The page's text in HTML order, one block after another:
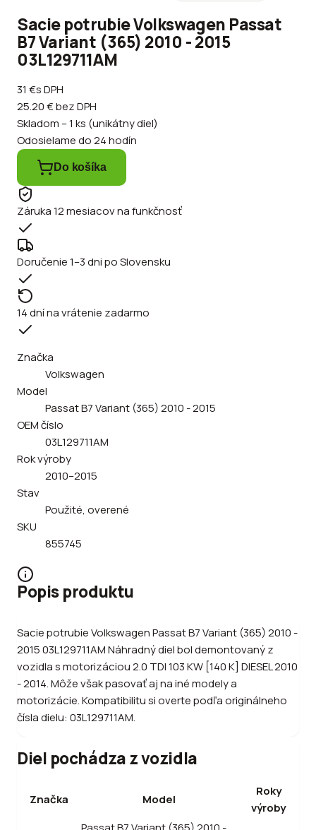
Sacie potrubie Volkswagen Passat
B7 Variant (365) 2010 - 2015
03L129711AM
31 €s DPH
25.20 €bez DPH
Skladom – 1 ks (unikátny diel)
Odosielame do 24 hodín
Do košíka
Záruka 12 mesiacov na funkčnosť
Doručenie 1–3 dni po Slovensku
14 dní na vrátenie zadarmo
Značka
Volkswagen
Model
Passat B7 Variant (365) 2010 - 2015
OEM číslo
03L129711AM
Rok výroby
2010–2015
Stav
Použité, overené
SKU
855745
Popis produktu
Sacie potrubie Volkswagen Passat B7 Variant (365) 2010 -
2015 03L129711AM Náhradný diel bol demontovaný z
vozidla s motorizáciou 2.0 TDI 103 KW [140 K] DIESEL 2010
- 2014. Môže však pasovať aj na iné modely a
motorizácie. Kompatibilitu si overte podľa originálneho
čísla dielu: 03L129711AM.
Diel pochádza z vozidla
Značka Model
Roky
výroby